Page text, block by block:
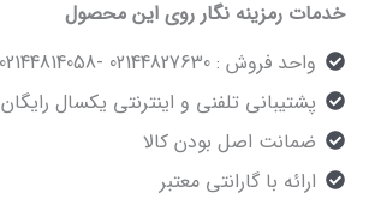
خدمات رمزینه نگار روی این محصول
واحد فروش : 02144827630 -02144814058
پشتیبانی تلفنی و اینترنتی یکسال رایگان
ضمانت اصل بودن کالا
ارائه با گارانتی معتبر